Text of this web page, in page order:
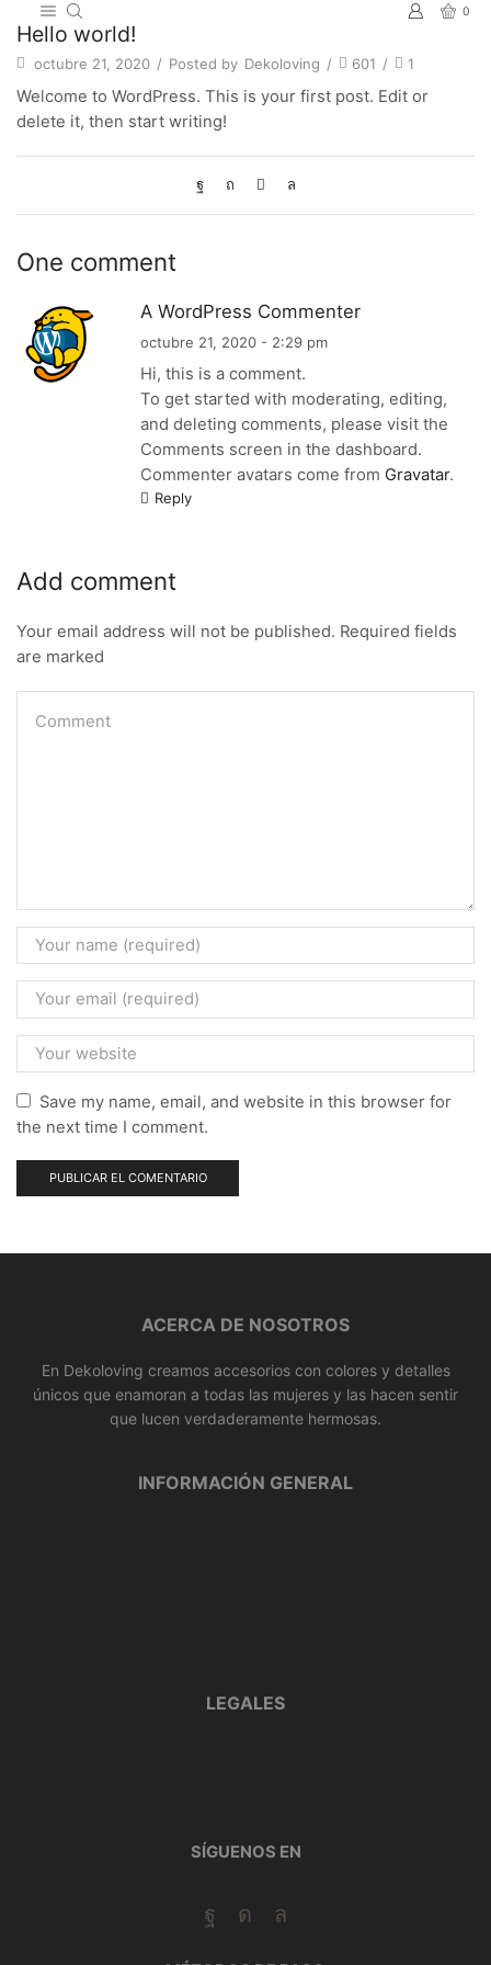
0
Hello world!
octubre 21, 2020 / Posted by Dekoloving / 601 / 1
Welcome to WordPress. This is your first post. Edit or
delete it, then start writing!
One comment
A WordPress Commenter
octubre 21, 2020 - 2:29 pm
Hi, this is a comment.
To get started with moderating, editing,
and deleting comments, please visit the
Comments screen in the dashboard.
Commenter avatars come from Gravatar.
Reply
Add comment
Your email address will not be published. Required fields
are marked
Save my name, email, and website in this browser for
the next time I comment.
ACERCA DE NOSOTROS
En Dekoloving creamos accesorios con colores y detalles
únicos que enamoran a todas las mujeres y las hacen sentir
que lucen verdaderamente hermosas.
INFORMACIÓN GENERAL
LEGALES
SÍGUENOS EN
Facebook
Instagram
Whatsapp